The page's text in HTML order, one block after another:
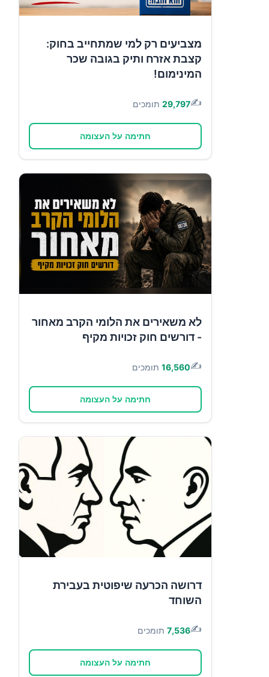
מצביעים רק למי שמתחייב בחוק:
קצבת אזרח ותיק בגובה שכר
המינימום!
✍️
29,797 תומכים
חתימה על העצומה
לא משאירים את הלומי הקרב מאחור
- דורשים חוק זכויות מקיף
✍️
16,560 תומכים
חתימה על העצומה
דרושה הכרעה שיפוטית בעבירת
השוחד
✍️
7,536 תומכים
חתימה על העצומה